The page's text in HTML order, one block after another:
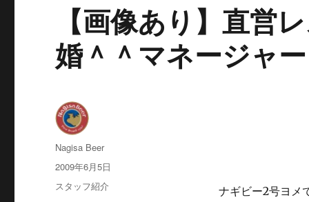
【画像あり】直営
婚＾＾マネージャー
ナギビー2号ヨメ
投
稿
Nagisa Beer
投
稿
日:
2009年6月5日
カ
スタッフ紹介